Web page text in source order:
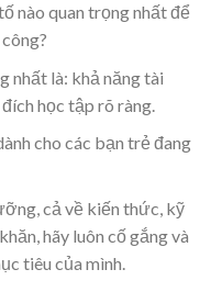
nào quan trọng nhất để
nhất là: khả năng tài
học tập rõ ràng.
cho các bạn trẻ đang
cả về kiến thức, kỹ
hãy luôn cố gắng và
tiêu của mình.